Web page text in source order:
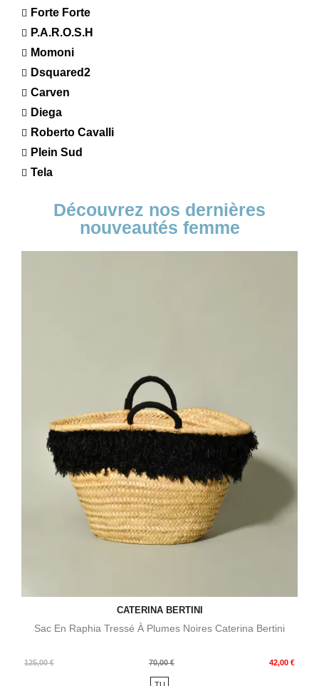
Forte Forte
P.A.R.O.S.H
Momoni
Dsquared2
Carven
Diega
Roberto Cavalli
Plein Sud
Tela
Découvrez nos dernières
nouveautés femme
CATERINA BERTINI
Sac En Raphia Tressé À Plumes Noires Caterina Bertini
125,00 €
Prix
70,00 € 42,00 €
Prix